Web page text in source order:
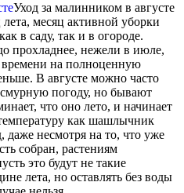
Уход за малинником в августе
месяц активной уборки
в саду, так и в огороде.
прохладнее, нежели в июле,
времени на полноценную
В августе можно часто
погоду, но бывают
что оно лето, и начинает
как шашлычник
даже несмотря на то, что уже
собран, растениям
это будут не такие
лета, но оставлять без воды